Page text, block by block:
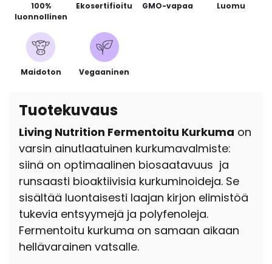
100%
luonnollinen
Ekosertifioitu GMO-vapaa Luomu
Maidoton Vegaaninen
Tuotekuvaus
Living Nutrition Fermentoitu Kurkuma on
varsin ainutlaatuinen kurkumavalmiste:
siinä on optimaalinen biosaatavuus ja
runsaasti bioaktiivisia kurkuminoideja. Se
sisältää luontaisesti laajan kirjon elimistöä
tukevia entsyymejä ja polyfenoleja.
Fermentoitu kurkuma on samaan aikaan
hellävarainen vatsalle.